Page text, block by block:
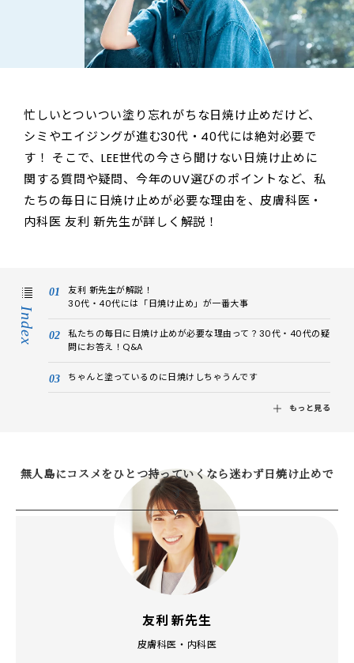
忙しいとついつい塗り忘れがちな日焼け止めだけど、
シミやエイジングが進む30代・40代には絶対必要で
す！ そこで、LEE世代の今さら聞けない日焼け止めに
関する質問や疑問、今年のUV選びのポイントなど、私
たちの毎日に日焼け止めが必要な理由を、皮膚科医・
内科医 友利 新先生が詳しく解説！
Index
友利 新先生が解説！
30代・40代には「日焼け止め」が一番大事
私たちの毎日に日焼け止めが必要な理由って？30代・40代の疑
問にお答え！Q&A
ちゃんと塗っているのに日焼けしちゃうんです
もっと見る
無人島にコスメをひとつ持っていくなら迷わず日焼け止めで
す
友利 新先生
皮膚科医・内科医